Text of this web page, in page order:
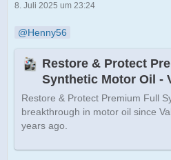
8. Juli 2025 um 23:24
Henny56
Restore & Protect
Synthetic Motor Oil -
Restore & Protect Premium Full
breakthrough in motor oil since
years ago.